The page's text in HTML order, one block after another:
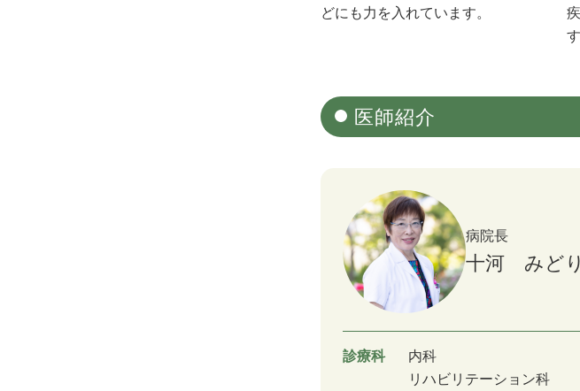
どにも力を入れています。
す
医師紹介
病院長
十河 みどり
診療科
内科
リハビリテーション科